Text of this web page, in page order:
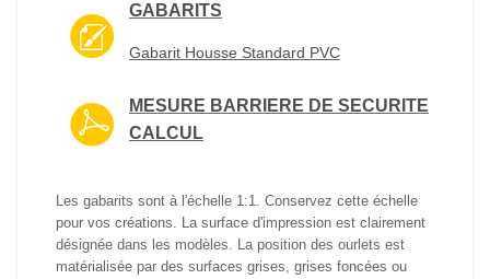
GABARITS
Gabarit Housse Standard PVC
MESURE BARRIERE DE SECURITE
CALCUL
Les gabarits sont à l'échelle 1:1. Conservez cette échelle
pour vos créations. La surface d'impression est clairement
désignée dans les modèles. La position des ourlets est
matérialisée par des surfaces grises, grises foncées ou